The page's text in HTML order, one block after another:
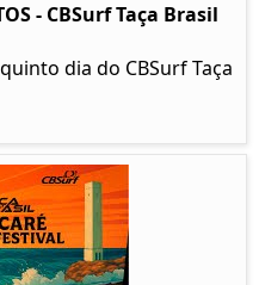
- CBSurf Taça Brasil
dia do CBSurf Taça